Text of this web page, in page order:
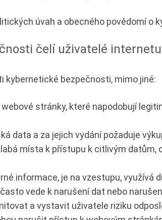
úvah a obecného povědomí o
čelí uživatelé
kybernetické bezpečnosti, mimo jiné:
stránky, které napodobují
data a za jejich vydání požaduje
místa k přístupu k citlivým datům,
informace, je na vzestupu, využívá
vede k narušení dat nebo
a vystavit uživatele riziku